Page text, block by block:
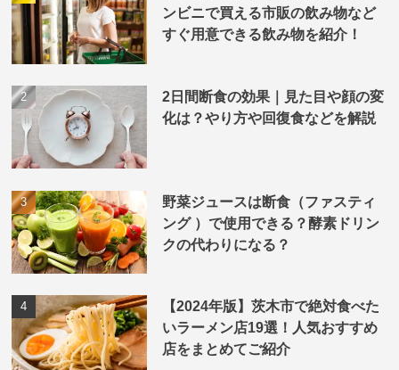
ンビニで買える市販の飲み物など
すぐ用意できる飲み物を紹介！
2日間断食の効果｜見た目や顔の変
化は？やり方や回復食などを解説
野菜ジュースは断食（ファスティ
ング ）で使用できる？酵素ドリン
クの代わりになる？
【2024年版】茨木市で絶対食べた
いラーメン店19選！人気おすすめ
店をまとめてご紹介